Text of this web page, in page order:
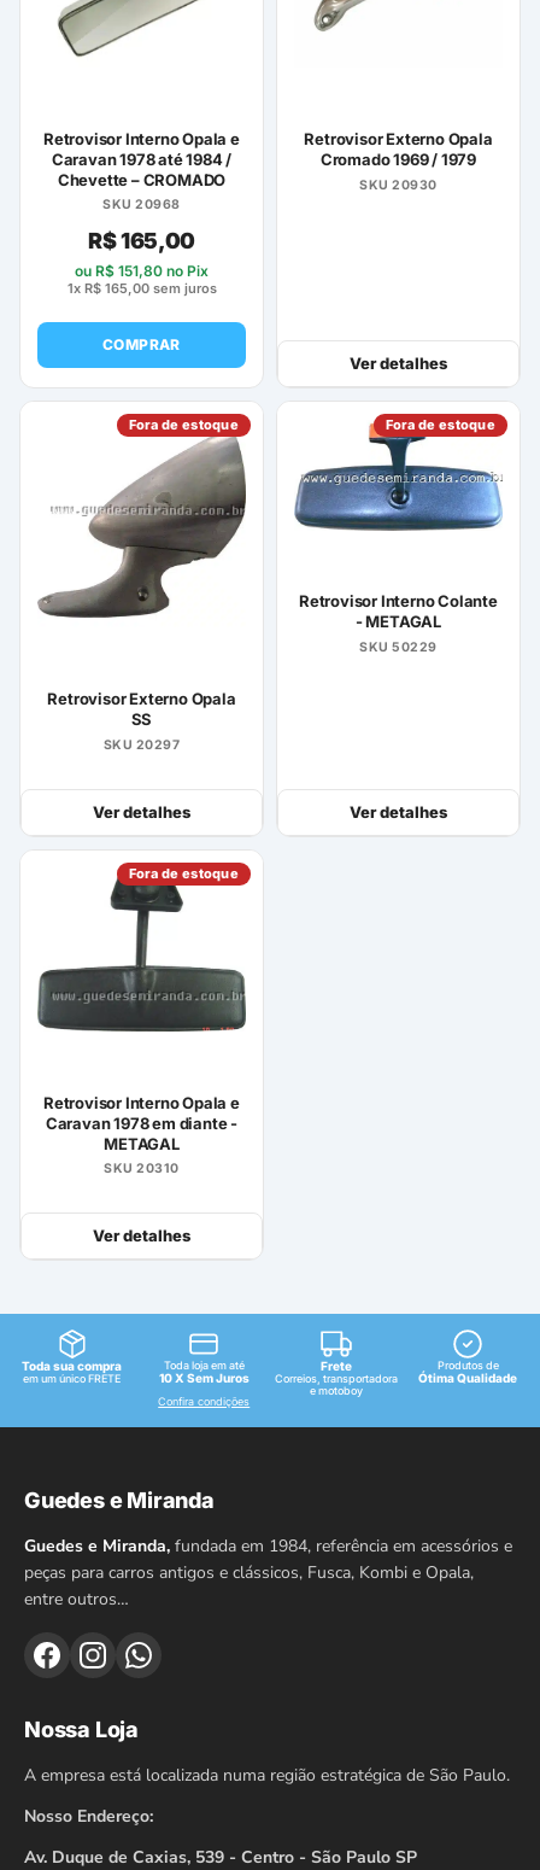
Retrovisor Interno Opala e
Caravan 1978 até 1984 /
Chevette – CROMADO
SKU 20968
R$165,00
ou R$ 151,80 no Pix
1x R$165,00sem juros
COMPRAR
Retrovisor Externo Opala
Cromado 1969 / 1979
SKU 20930
Ver detalhes
Fora de estoque
Retrovisor Externo Opala
SS
SKU 20297
Ver detalhes
Fora de estoque
Retrovisor Interno Colante
- METAGAL
SKU 50229
Ver detalhes
Fora de estoque
Retrovisor Interno Opala e
Caravan 1978 em diante -
METAGAL
SKU 20310
Ver detalhes
Toda sua compra
em um único FRETE
Toda loja em até
10 X Sem Juros
Confira condições
Frete
Correios, transportadora
e motoboy
Produtos de
Ótima Qualidade
Guedes e Miranda
Guedes e Miranda, fundada em 1984, referência em acessórios e
peças para carros antigos e clássicos, Fusca, Kombi e Opala,
entre outros…
Nossa Loja
A empresa está localizada numa região estratégica de São Paulo.
Nosso Endereço:
Av. Duque de Caxias, 539 - Centro - São Paulo SP